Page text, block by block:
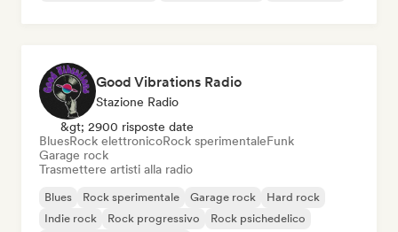
Good Vibrations Radio
Stazione Radio
&gt; 2900 risposte date
BluesRock elettronicoRock sperimentaleFunk
Garage rock
Trasmettere artisti alla radio
Blues Rock sperimentale Garage rock
Hard rock
Indie rock
Rock progressivo
Rock psichedelico